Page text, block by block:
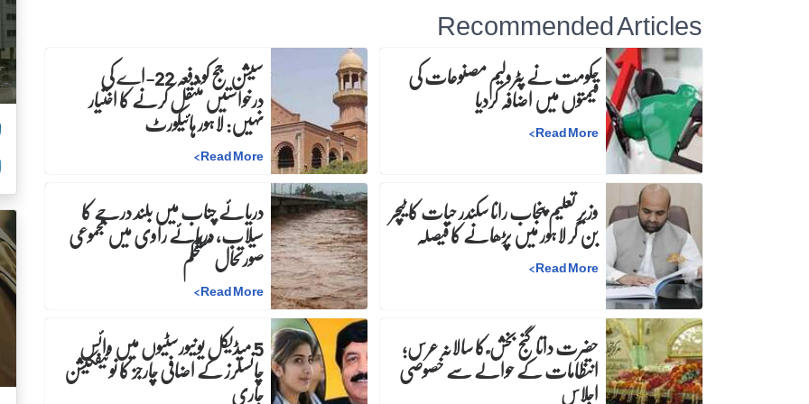
Recommended Articles
حکومت نے پٹرولیم مصنوعات کی
قیمتوں میں اضافہ کردیا
Read More
>
سیشن جج کو دفعہ 22-اے کی
درخواستیں منتقل کرنے کا اختیار
نہیں: لاہور ہائیکورٹ
Read More
>
وزیرِ تعلیم پنجاب رانا سکندر حیات کا ٹیچر
بن کر لاہور میں پڑھانے کا فیصلہ
Read More
>
دریائے چناب میں بلند درجے کا
سیلاب، دریائے راوی میں مجموعی
صورتحال مستحکم
Read More
>
حضرت داتا گنج بخش ؒ کا سالانہ عرس;
انتظامات کے حوالے سے خصوصی
اجلاس
5 میڈیکل یونیورسٹیوں میں وائس
چانسلرز کے اضافی چارجز کا نوٹیفکیشن
جاری